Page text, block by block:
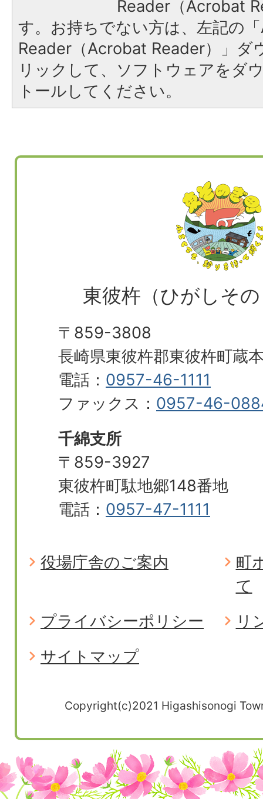
Reader（Acrobat
す。お持ちでない方は、左記の
Reader（Acrobat Reader）」ダ
リックして、ソフトウェアをダ
トールしてください。
東彼杵（ひがしそ
〒859-3808
長崎県東彼杵郡東彼杵町蔵
電話： 0957-46-1111
ファックス： 0957-46-
千綿支所
〒859-3927
東彼杵町駄地郷148番地
電話： 0957-47-1111
役場庁舎のご案内
町
て
プライバシーポリシー
リ
サイトマップ
Copyright(c)2021 Higashisonogi